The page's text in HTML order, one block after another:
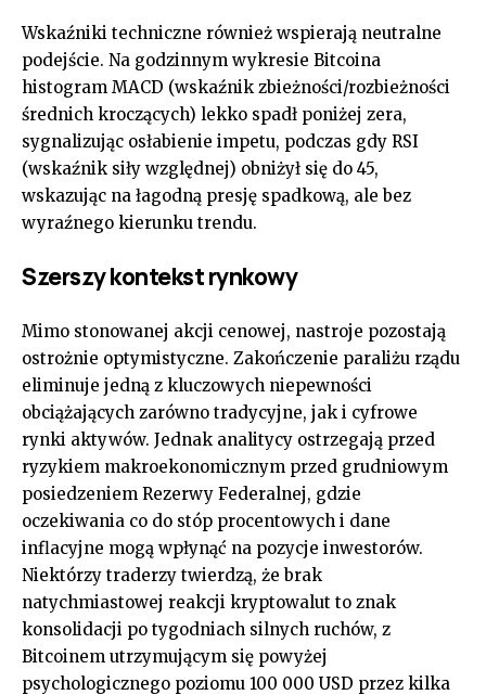
Wskaźniki techniczne również wspierają neutralne
podejście. Na godzinnym wykresie Bitcoina
histogram MACD (wskaźnik zbieżności/rozbieżności
średnich kroczących) lekko spadł poniżej zera,
sygnalizując osłabienie impetu, podczas gdy RSI
(wskaźnik siły względnej) obniżył się do 45,
wskazując na łagodną presję spadkową, ale bez
wyraźnego kierunku trendu.
Szerszy kontekst rynkowy
Mimo stonowanej akcji cenowej, nastroje pozostają
ostrożnie optymistyczne. Zakończenie paraliżu rządu
eliminuje jedną z kluczowych niepewności
obciążających zarówno tradycyjne, jak i cyfrowe
rynki aktywów. Jednak analitycy ostrzegają przed
ryzykiem makroekonomicznym przed grudniowym
posiedzeniem Rezerwy Federalnej, gdzie
oczekiwania co do stóp procentowych i dane
inflacyjne mogą wpłynąć na pozycje inwestorów.
Niektórzy traderzy twierdzą, że brak
natychmiastowej reakcji kryptowalut to znak
konsolidacji po tygodniach silnych ruchów, z
Bitcoinem utrzymującym się powyżej
psychologicznego poziomu 100 000 USD przez kilka